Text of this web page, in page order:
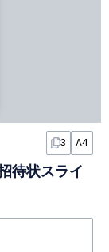
3 A4
待状スライ